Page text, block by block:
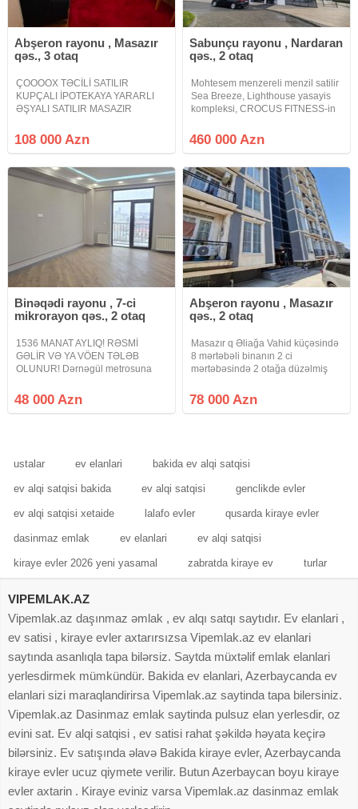
Abşeron rayonu , Masazır
qəs., 3 otaq
ÇOOOOX TƏCİLİ SATILIR
KUPÇALI İPOTEKAYA YARARLI
ƏŞYALI SATILIR MASAZIR
KOMPLEKSİNDƏ. Masazır
Qurtuluş 93 yaşayış kompleksində
otağa peredelka mənzil hamam
sanitar
108 000 Azn
Sabunçu rayonu , Nardaran
qəs., 2 otaq
Mohtesem menzereli menzil satilir
Sea Breeze, Lighthouse yasayis
kompleksi, CROCUS FITNESS-in
Mertebe sayı: 6/6 Qiymet:
460000azn. Xidmet haqqı: 1%
460 000 Azn
Binəqədi rayonu , 7-ci
mikrorayon qəs., 2 otaq
1536 MANAT AYLIQ! RƏSMİ
GƏLİR VƏ YA VÖEN TƏLƏB
OLUNUR! Dərnəgül metrosuna
Town Yaşayış kompleksində
QANUNI 2 OTAQLI mənzil çıxarılır.
48 000 Azn
Abşeron rayonu , Masazır
qəs., 2 otaq
Masazır q Əliağa Vahid küçəsində
8 mərtəbəli binanın 2 ci
mərtəbəsində 2 otağa düzəlmiş
mənzil satılır.Lift, Eyvan, Qaz,
Kupça var. Qiymıtdə endirim
78 000 Azn
ustalar ev elanlari bakida ev alqi satqisi
ev alqi satqisi bakida ev alqi satqisi genclikde evler
ev alqi satqisi xetaide lalafo evler qusarda kiraye evler
dasinmaz emlak ev elanlari ev alqi satqisi
kiraye evler 2026 yeni yasamal zabratda kiraye ev turlar
VIPEMLAK.AZ
Vipemlak.az daşınmaz əmlak , ev alqı satqı saytıdır. Ev elanlari ,
ev satisi , kiraye evler axtarırsızsa Vipemlak.az ev elanlari
saytında asanlıqla tapa bilərsiz. Saytda müxtəlif emlak elanlari
yerlesdirmek mümkündür. Bakida ev elanlari, Azerbaycanda ev
elanlari sizi maraqlandirirsa Vipemlak.az saytinda tapa bilersiniz.
Vipemlak.az Dasinmaz emlak saytinda pulsuz elan yerlesdir, oz
evini sat. Ev alqi satqisi , ev satisi rahat şəkildə həyata keçirə
bilərsiniz. Ev satışında əlavə Bakida kiraye evler, Azerbaycanda
kiraye evler ucuz qiymete verilir. Butun Azerbaycan boyu kiraye
evler axtarin . Kiraye eviniz varsa Vipemlak.az dasinmaz emlak